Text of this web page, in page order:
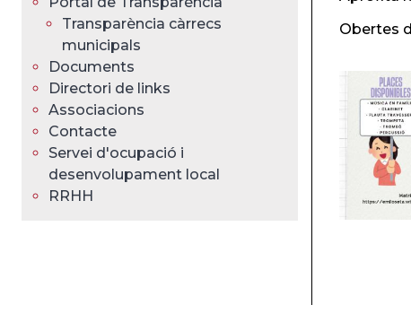
Transparència càrrecs
municipals
Documents
Directori de links
Associacions
Contacte
Servei d'ocupació i
desenvolupament local
RRHH
Obertes